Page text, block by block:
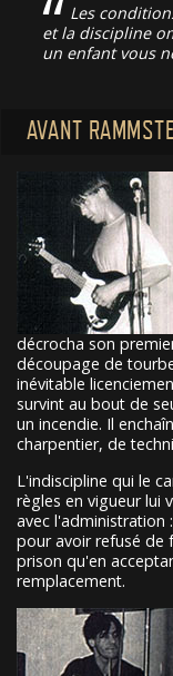
Les
et la discipline
un enfant vous
AVANT
décrocha son
découpage de
inévitable
survint au bout de
un incendie. Il
charpentier, de
L'indiscipline qui le
règles en vigueur lui
avec l'administration
pour avoir refusé de
prison qu'en
remplacement.